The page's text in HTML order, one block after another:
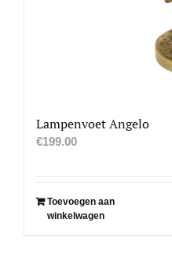
Lampenvoet Angelo
€199.00
Toevoegen aan
winkelwagen